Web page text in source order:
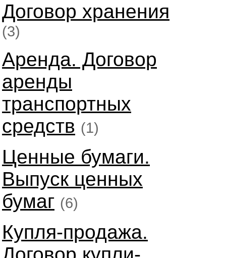
Договор хранения
(3)
Аренда. Договор
аренды
транспортных
средств (1)
Ценные бумаги.
Выпуск ценных
бумаг (6)
Купля-продажа.